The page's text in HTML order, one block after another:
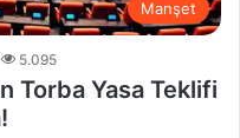
Manşet
5.095
Torba Yasa Teklifi